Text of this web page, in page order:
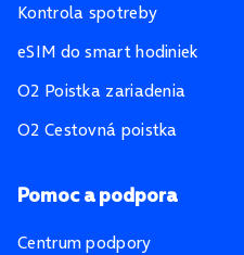
Kontrola spotreby
eSIM do smart hodiniek
O2 Poistka zariadenia
O2 Cestovná poistka
Pomoc a podpora
Centrum podpory